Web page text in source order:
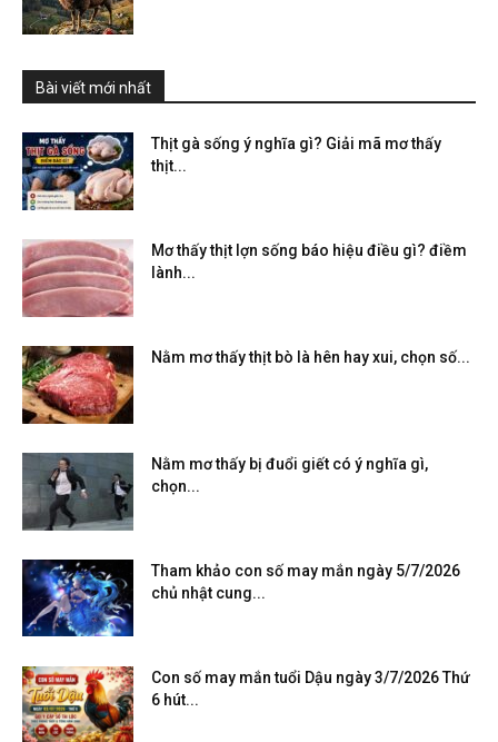
Bài viết mới nhất
Thịt gà sống ý nghĩa gì? Giải mã mơ thấy
thịt...
Mơ thấy thịt lợn sống báo hiệu điều gì? điềm
lành...
Nằm mơ thấy thịt bò là hên hay xui, chọn số...
Nằm mơ thấy bị đuổi giết có ý nghĩa gì,
chọn...
Tham khảo con số may mắn ngày 5/7/2026
chủ nhật cung...
Con số may mắn tuổi Dậu ngày 3/7/2026 Thứ
6 hút...